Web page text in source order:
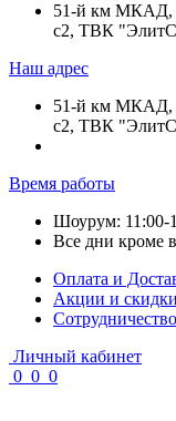
51-й км МКАД,
с2, ТВК
Наш адрес
51-й км МКАД,
с2, ТВК
Время работы
Шоурум: 11:00-
Все дни кроме
Оплата и
Акции и скидки
Cотрудничество
Личный кабинет
0 0 0